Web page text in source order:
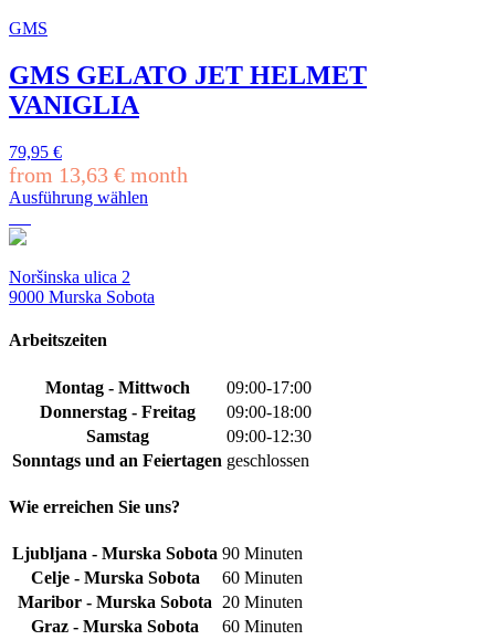
Produktseite
werden
weist
Varianten
auf.
Die
können
auf
der
Produktseite
gewählt
werden
GMS
GMS GELATO JET HELMET
VANIGLIA
79,95 €
from 13,63 € month
Ausführung wählen
Produkt
mehrere
Varianten
Die
Produktseite
gewählt
Noršinska ulica 2
9000 Murska Sobota
Arbeitszeiten
Montag - Mittwoch
09:00-17:00
Donnerstag - Freitag
09:00-18:00
Samstag
09:00-12:30
Sonntags und an Feiertagen geschlossen
Wie erreichen Sie uns?
Ljubljana - Murska Sobota 90 Minuten
Celje - Murska Sobota
60 Minuten
Maribor - Murska Sobota
20 Minuten
Graz - Murska Sobota
60 Minuten